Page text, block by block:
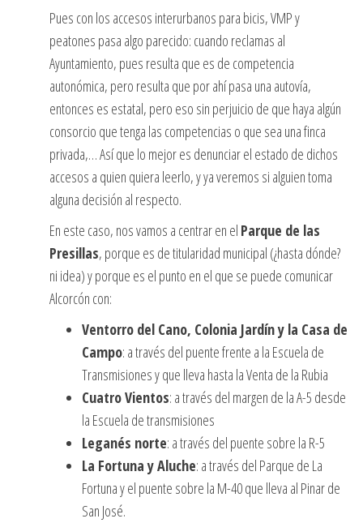
Pues con los accesos interurbanos para bicis, VMP y
peatones pasa algo parecido: cuando reclamas al
Ayuntamiento, pues resulta que es de competencia
autonómica, pero resulta que por ahí pasa una autovía,
entonces es estatal, pero eso sin perjuicio de que haya algún
consorcio que tenga las competencias o que sea una finca
privada,… Así que lo mejor es denunciar el estado de dichos
accesos a quien quiera leerlo, y ya veremos si alguien toma
alguna decisión al respecto.
En este caso, nos vamos a centrar en el Parque de las
Presillas, porque es de titularidad municipal (¿hasta dónde?
ni idea) y porque es el punto en el que se puede comunicar
Alcorcón con:
Ventorro del Cano, Colonia Jardín y la Casa de
Campo: a través del puente frente a la Escuela de
Transmisiones y que lleva hasta la Venta de la Rubia
Cuatro Vientos: a través del margen de la A-5 desde
la Escuela de transmisiones
Leganés norte: a través del puente sobre la R-5
La Fortuna y Aluche: a través del Parque de La
Fortuna y el puente sobre la M-40 que lleva al Pinar de
San José.